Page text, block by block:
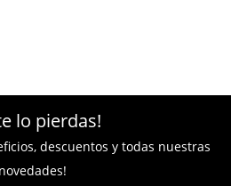
lo pierdas!
descuentos y todas nuestras
novedades!